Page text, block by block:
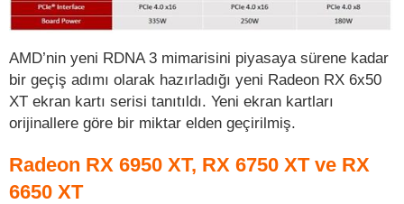
AMD’nin yeni RDNA 3 mimarisini piyasaya sürene kadar
bir geçiş adımı olarak hazırladığı yeni Radeon RX 6x50
XT ekran kartı serisi tanıtıldı. Yeni ekran kartları
orijinallere göre bir miktar elden geçirilmiş.
Radeon RX 6950 XT, RX 6750 XT ve RX
6650 XT